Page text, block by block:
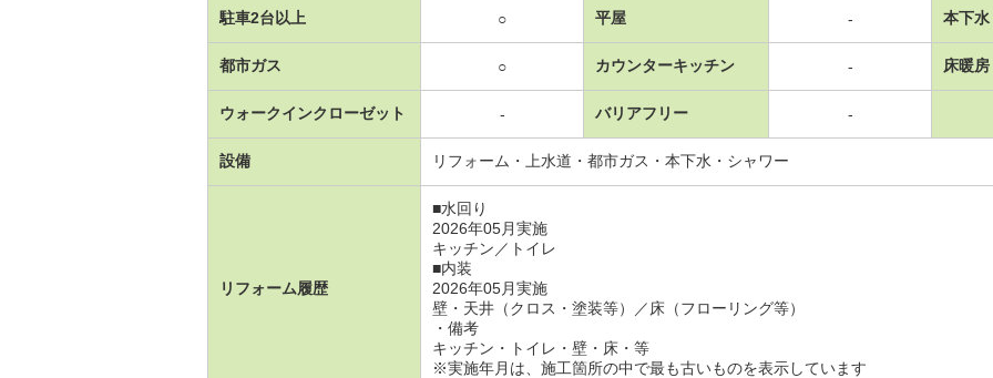
駐車2台以上 ○ 平屋 - 本下水
都市ガス ○ カウンターキッチン - 床暖房
ウォークインクローゼット - バリアフリー -
設備 リフォーム・上水道・都市ガス・本下水・シャワー
リフォーム履歴
■水回り
2026年05月実施
キッチン／トイレ
■内装
2026年05月実施
壁・天井（クロス・塗装等）／床（フローリング等）
・備考
キッチン・トイレ・壁・床・等
※実施年月は、施工箇所の中で最も古いものを表示しています